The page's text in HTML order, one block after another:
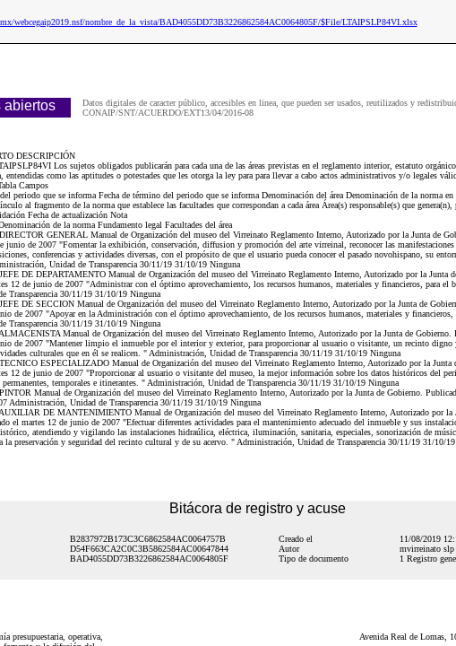
webcegaip2019.nsf/nombre_de_la_vista/BAD4055DD73B3226862584AC0064805F/$File/LTAIPSLP84VI.xlsx
abiertos
Datos digitales de caracter público, accesibles en linea, que pueden ser usados, reutilizados y
CONAIP/SNT/ACUERDO/EXT13/04/2016-08
DESCRIPCIÓN
Los sujetos obligados publicarán para cada una de las áreas previstas en el reglamento interior, estatuto
entendidas como las aptitudes o potestades que les otorga la ley para para llevar a cabo actos administrativos y/o legales
Campos
periodo que se informa Fecha de término del periodo que se informa Denominación del área Denominación de la norma en
al fragmento de la norma que establece las facultades que correspondan a cada área Área(s) responsable(s) que
Fecha de actualización Nota
de la norma Fundamento legal Facultades del área
GENERAL Manual de Organización del museo del Virreinato Reglamento Interno, Autorizado por la Junta de
junio de 2007 "Fomentar la exhibición, conservación, diffusion y promoción del arte virreinal, reconocer las
conferencias y actividades diversas, con el propósito de que el usuario pueda conocer el pasado novohispano, su
Unidad de Transparencia 30/11/19 31/10/19 Ninguna
DE DEPARTAMENTO Manual de Organización del museo del Virreinato Reglamento Interno, Autorizado por la Junta
12 de junio de 2007 "Administrar con el óptimo aprovechamiento, los recursos humanos, materiales y financieros, para el
Transparencia 30/11/19 31/10/19 Ninguna
DE SECCION Manual de Organización del museo del Virreinato Reglamento Interno, Autorizado por la Junta de
de 2007 "Apoyar en la Administración con el óptimo aprovechamiento, de los recursos humanos, materiales y
Transparencia 30/11/19 31/10/19 Ninguna
Manual de Organización del museo del Virreinato Reglamento Interno, Autorizado por la Junta de
de 2007 "Mantener limpio el inmueble por el interior y exterior, para proporcionar al usuario o visitante, un recinto digno
culturales que en él se realicen. " Administración, Unidad de Transparencia 30/11/19 31/10/19 Ninguna
ESPECIALIZADO Manual de Organización del museo del Virreinato Reglamento Interno, Autorizado por la Junta
12 de junio de 2007 "Proporcionar al usuario o visitante del museo, la mejor información sobre los datos históricos del
temporales e itinerantes. " Administración, Unidad de Transparencia 30/11/19 31/10/19 Ninguna
Manual de Organización del museo del Virreinato Reglamento Interno, Autorizado por la Junta de Gobierno.
Administración, Unidad de Transparencia 30/11/19 31/10/19 Ninguna
DE MANTENIMIENTO Manual de Organización del museo del Virreinato Reglamento Interno, Autorizado por la
el martes 12 de junio de 2007 "Efectuar diferentes actividades para el mantenimiento adecuado del inmueble y sus
atendiendo y vigilando las instalaciones hidraúlica, eléctrica, iluminación, sanitaria, especiales, sonorización de
la preservación y seguridad del recinto cultural y de su acervo. " Administración, Unidad de Transparencia 30/11/19 31/10/
Bitácora de registro y acuse
B2837972B173C3C6862584AC0064757B Creado el
11/08/2019
D54F663CA2C0C3B5862584AC00647844 Autor
mvirreinato slp
BAD4055DD73B3226862584AC0064805F Tipo de documento 1 Registro
presupuestaria, operativa,
Avenida Real de Lomas,